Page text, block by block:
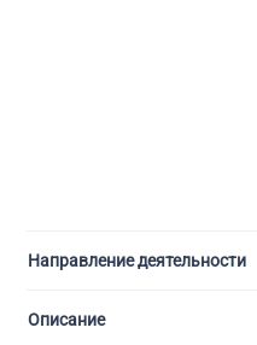
Направление деятельности
Описание